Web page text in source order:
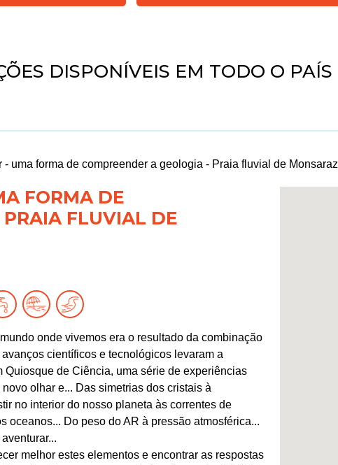
DISPONÍVEIS EM TODO O PAÍS
- uma forma de compreender a geologia - Praia fluvial de Monsaraz
FORMA DE
PRAIA FLUVIAL DE
onde vivemos era o resultado da combinação
científicos e tecnológicos levaram a
de Ciência, uma série de experiências
olhar e... Das simetrias dos cristais à
no interior do nosso planeta às correntes de
oceanos... Do peso do AR à pressão atmosférica...
melhor estes elementos e encontrar as respostas